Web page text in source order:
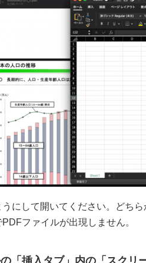
にして開いてください。どち
PDFファイルが出現しません。
「挿入タブ」内の「スクリ